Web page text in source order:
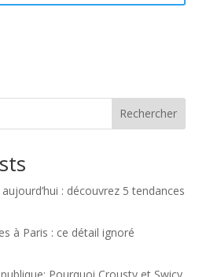
Rechercher
: découvrez 5 tendances
à Paris : ce détail ignoré
Pourquoi Crousty et Swicy